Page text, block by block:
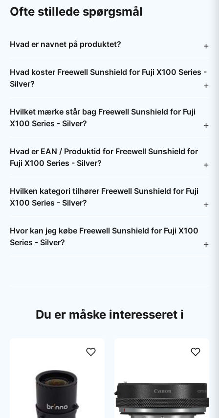
Ofte stillede spørgsmål
Hvad er navnet på produktet?
Hvad koster Freewell Sunshield for Fuji X100 Series -
Silver?
Hvilket mærke står bag Freewell Sunshield for Fuji
X100 Series - Silver?
Hvad er EAN / Produktid for Freewell Sunshield for
Fuji X100 Series - Silver?
Hvilken kategori tilhører Freewell Sunshield for Fuji
X100 Series - Silver?
Hvor kan jeg købe Freewell Sunshield for Fuji X100
Series - Silver?
Du er måske interesseret i